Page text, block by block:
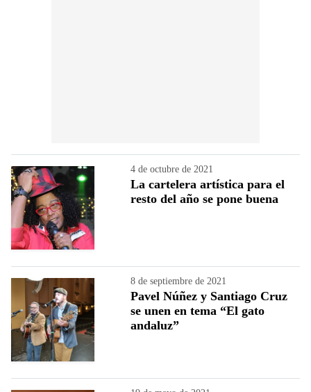
4 de octubre de 2021
La cartelera artística para el
resto del año se pone buena
8 de septiembre de 2021
Pavel Núñez y Santiago Cruz
se unen en tema “El gato
andaluz”